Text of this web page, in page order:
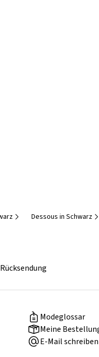
Dessous in Schwarz
Modeglossar
Meine
E-Mail schreiben